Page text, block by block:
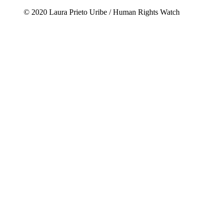
© 2020 Laura Prieto Uribe / Human Rights Watch